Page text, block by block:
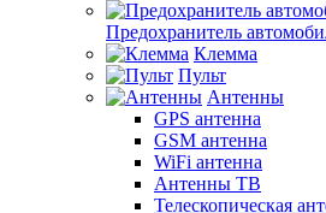
Предохранитель
Клемма
Пульт
Антенны
GPS антенна
GSM антенна
WiFi антенна
Антенны ТВ
Телескопическая